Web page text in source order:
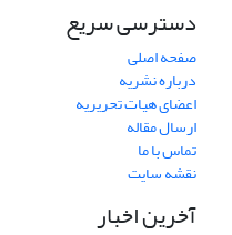
دسترسی سریع
صفحه اصلی
درباره نشریه
اعضای هیات تحریریه
ارسال مقاله
تماس با ما
نقشه سایت
آخرین اخبار